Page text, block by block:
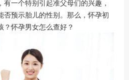
一个特别引起准父母们的兴趣，
否预示胎儿的性别。那么，怀孕初
怀孕男女怎么查好？